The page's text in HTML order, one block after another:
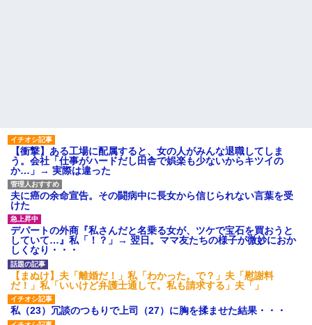
タ
後続車にクラクションを鳴ら
され彼氏が逆切れ。「何クラク
ション鳴らしてんだ！降りてこ
いよ！」と怒鳴りだし...
【衝撃】報酬100万円超の治験
募集がこちらｗｗｗｗｗ(※画像
あり)
【ネット騒然】惨殺されたタ
ワマン頂き女子のこの動画、す
げえええええｗｗｗｗｗｗｗｗ
ｗｗｗ
【愕然】白のクラウン俺氏、
高速道路左車線を制限速度で走
った結果wwwwwwwwwwww
百年の恋12-899 食べた量を
張り合ってくる
【衝撃】ある工場に配属すると、女の人がみんな退職してしま
う。会社「仕事がハードだし田舎で娯楽も少ないからキツイの
か…」→ 実際は違った
夫に癌の余命宣告。その闘病中に長女から信じられない言葉を受
けた
デパートの外商『私さんだと名乗る女が、ツケで宝石を買おうと
していて…』私「！？」→ 翌日。ママ友たちの様子が微妙におか
しくなり・・・
【まぬけ】夫「離婚だ！」私「わかった。で？」夫「慰謝料
だ！」私「いいけど弁護士通して。私も請求する」夫「」
私（23）冗談のつもりで上司（27）に胸を揉ませた結果・・・